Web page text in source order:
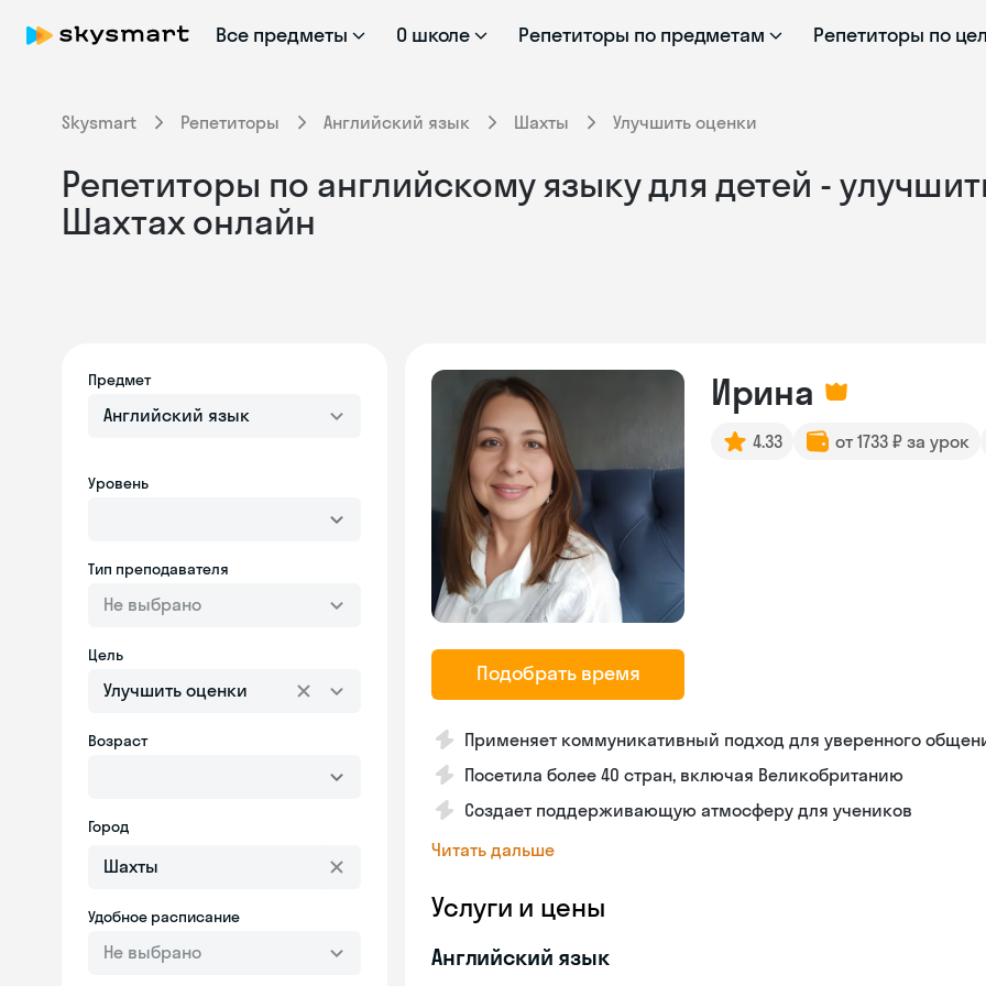
Все предметы О школе Репетиторы по предметам Репетиторы по
Skysmart Репетиторы Английский язык Шахты Улучшить оценки
Репетиторы по английскому языку для детей -
Шахтах онлайн
Предмет
Английский язык
Уровень
Тип преподавателя
Не выбрано
Цель
Улучшить оценки
Возраст
Город
Удобное расписание
Не выбрано
Подобрать время
Ирина
4.33 от 1733 ₽ за урок
Применяет коммуникативный подход для уверенного
Посетила более 40 стран, включая Великобританию
Создает поддерживающую атмосферу для учеников
Читать дальше
Услуги и цены
Английский язык